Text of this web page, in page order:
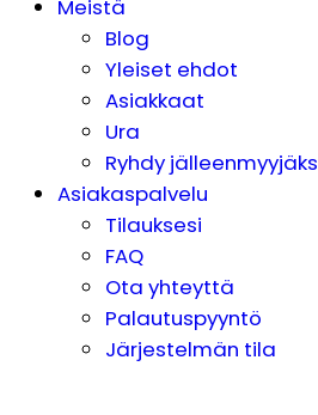
Meistä
Blog
Yleiset ehdot
Asiakkaat
Ura
Ryhdy jälleenmyyjäks
Asiakaspalvelu
Tilauksesi
FAQ
Ota yhteyttä
Palautuspyyntö
Järjestelmän tila